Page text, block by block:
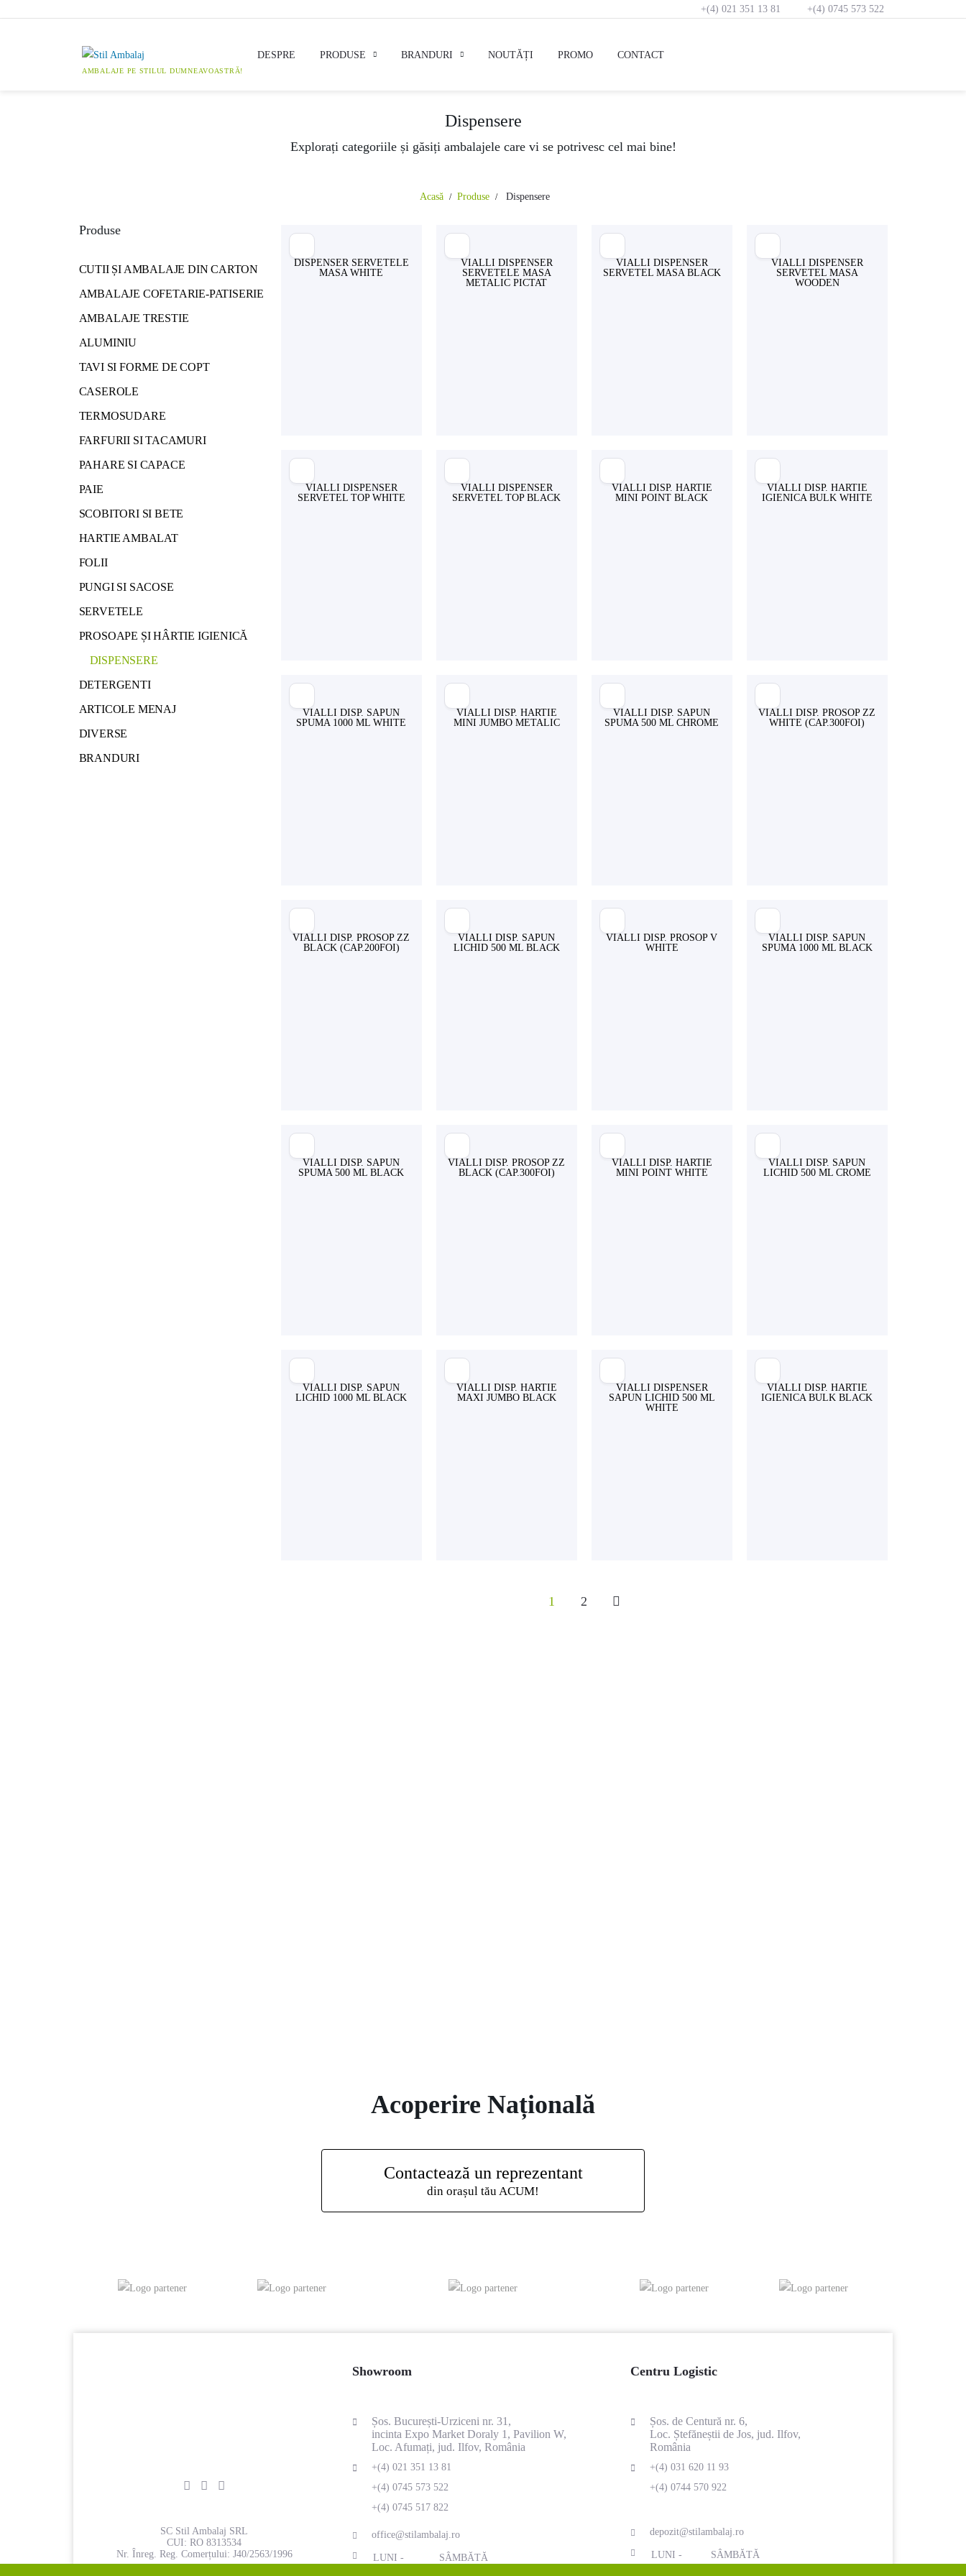
+(4) 021 351 13 81 +(4) 0745 573 522
DESPRE PRODUSE BRANDURI NOUTĂȚI PROMO CONTACT
Produse
CUTII ȘI AMBALAJE DIN CARTON
AMBALAJE COFETARIE-PATISERIE
AMBALAJE TRESTIE
ALUMINIU
TAVI SI FORME DE COPT
CASEROLE
TERMOSUDARE
FARFURII SI TACAMURI
PAHARE SI CAPACE
PAIE
SCOBITORI SI BETE
HARTIE AMBALAT
FOLII
PUNGI SI SACOSE
SERVETELE
PROSOAPE ȘI HÂRTIE IGIENICĂ
DISPENSERE
DETERGENTI
ARTICOLE MENAJ
DIVERSE
BRANDURI
Dispensere
Explorați categoriile și găsiți ambalajele care vi se potrivesc cel mai bine!
Acasă Produse Dispensere
DISPENSER SERVETELE
MASA WHITE
VIALLI DISPENSER
SERVETELE MASA
METALIC PICTAT
VIALLI DISPENSER
SERVETEL MASA BLACK
VIALLI DISPENSER
SERVETEL MASA
WOODEN
VIALLI DISPENSER
SERVETEL TOP WHITE
VIALLI DISPENSER
SERVETEL TOP BLACK
VIALLI DISP. HARTIE
MINI POINT BLACK
VIALLI DISP. HARTIE
IGIENICA BULK WHITE
VIALLI DISP. SAPUN
SPUMA 1000 ML WHITE
VIALLI DISP. HARTIE
MINI JUMBO METALIC
VIALLI DISP. SAPUN
SPUMA 500 ML CHROME
VIALLI DISP. PROSOP ZZ
WHITE (CAP.300FOI)
VIALLI DISP. PROSOP ZZ
BLACK (CAP.200FOI)
VIALLI DISP. SAPUN
LICHID 500 ML BLACK
VIALLI DISP. PROSOP V
WHITE
VIALLI DISP. SAPUN
SPUMA 1000 ML BLACK
VIALLI DISP. SAPUN
SPUMA 500 ML BLACK
VIALLI DISP. PROSOP ZZ
BLACK (CAP.300FOI)
VIALLI DISP. HARTIE
MINI POINT WHITE
VIALLI DISP. SAPUN
LICHID 500 ML CROME
VIALLI DISP. SAPUN
LICHID 1000 ML BLACK
VIALLI DISP. HARTIE
MAXI JUMBO BLACK
VIALLI DISPENSER
SAPUN LICHID 500 ML
WHITE
VIALLI DISP. HARTIE
IGIENICA BULK BLACK
1 2
Acoperire Națională
Contactează un reprezentant
din orașul tău ACUM!
SC Stil Ambalaj SRL
CUI: RO 8313534
Nr. Înreg. Reg. Comerțului: J40/2563/1996
Showroom
Șos. București-Urziceni nr. 31,
incinta Expo Market Doraly 1, Pavilion W,
Loc. Afumați, jud. Ilfov, România
+(4) 021 351 13 81
+(4) 0745 573 522
+(4) 0745 517 822
office@stilambalaj.ro
LUNI -
SÂMBĂTĂ
Centru Logistic
Șos. de Centură nr. 6,
Loc. Ștefăneștii de Jos, jud. Ilfov,
România
+(4) 031 620 11 93
+(4) 0744 570 922
depozit@stilambalaj.ro
LUNI -
SÂMBĂTĂ